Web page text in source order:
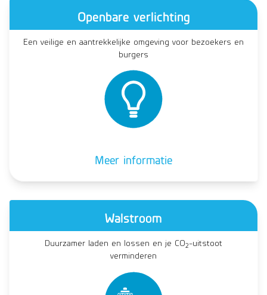
Openbare verlichting
Een veilige en aantrekkelijke omgeving voor bezoekers en
burgers
Meer informatie
Walstroom
Duurzamer laden en lossen en je CO2-uitstoot
verminderen